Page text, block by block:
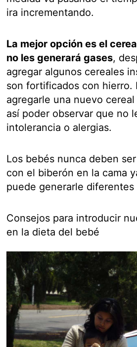
ira incrementando.
La mejor opción es el
no les generará gases,
agregar algunos cereales
son fortificados con hierro.
agregarle una nuevo
así poder observar que no
intolerancia o alergias.
Los bebés nunca deben
con el biberón en la cama
puede generarle diferentes
Consejos para introducir
en la dieta del bebé